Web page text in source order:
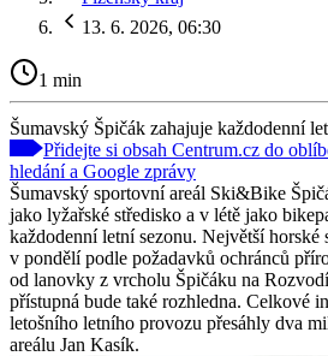
13. 6. 2026, 06:30
1 min
Šumavský Špičák zahajuje každodenní
Přidejte si obsah Centrum.cz do
hledání a Google zprávy
Šumavský sportovní areál Ski&Bike
jako lyžařské středisko a v létě jako
každodenní letní sezonu. Největší horské
v pondělí podle požadavků ochránců
od lanovky z vrcholu Špičáku na
přístupná bude také rozhledna. Celkové
letošního letního provozu přesáhly dva
areálu Jan Kasík.